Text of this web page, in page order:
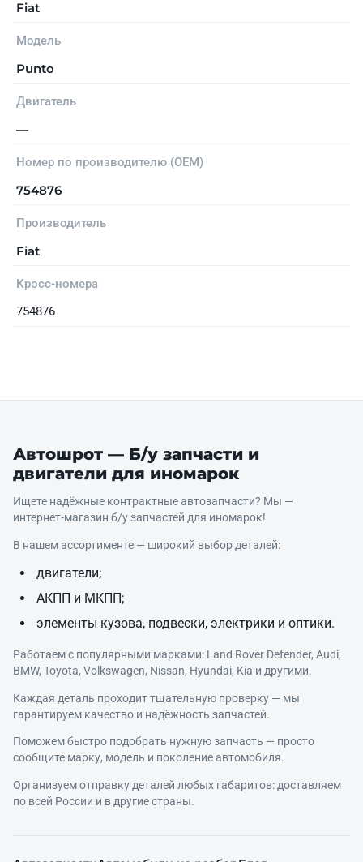
Fiat
Модель
Punto
Двигатель
—
Номер по производителю (OEM)
754876
Производитель
Fiat
Кросс-номера
754876
Автошрот — Б/у запчасти и
двигатели для иномарок
Ищете надёжные контрактные автозапчасти? Мы —
интернет‑магазин б/у запчастей для иномарок!
В нашем ассортименте — широкий выбор деталей:
двигатели;
АКПП и МКПП;
элементы кузова, подвески, электрики и оптики.
Работаем с популярными марками: Land Rover Defender, Audi,
BMW, Toyota, Volkswagen, Nissan, Hyundai, Kia и другими.
Каждая деталь проходит тщательную проверку — мы
гарантируем качество и надёжность запчастей.
Поможем быстро подобрать нужную запчасть — просто
сообщите марку, модель и поколение автомобиля.
Организуем отправку деталей любых габаритов: доставляем
по всей России и в другие страны.